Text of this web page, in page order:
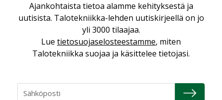
Valaistusasiantuntija: ”Talotekniikan
pitäisi helpottaa arkea, ei monimutkaistaa
sitä”
LEHDEN ARTIKKELIT, TILAAJILLE
Ajankohtaista tietoa alamme kehityksestä ja
uutisista. Talotekniikka-lehden uutiskirjeellä on jo
yli 3000 tilaajaa.
Lue tietosuojaselosteestamme, miten
Talotekniikka suojaa ja käsittelee tietojasi.